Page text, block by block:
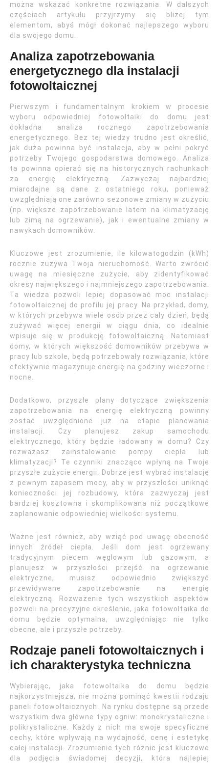
można wskazać konkretne rozwiązania. W dalszych
częściach artykułu przyjrzymy się bliżej tym
elementom, abyś mógł dokonać najlepszego wyboru
dla swojego domu.
Analiza zapotrzebowania
energetycznego dla instalacji
fotowoltaicznej
Pierwszym i fundamentalnym krokiem w procesie
wyboru odpowiedniej fotowoltaiki do domu jest
dokładna analiza rocznego zapotrzebowania
energetycznego. Bez tej wiedzy trudno jest określić,
jak duża powinna być instalacja, aby w pełni pokryć
potrzeby Twojego gospodarstwa domowego. Analiza
ta powinna opierać się na historycznych rachunkach
za energię elektryczną. Zazwyczaj najbardziej
miarodajne są dane z ostatniego roku, ponieważ
uwzględniają one zarówno sezonowe zmiany w zużyciu
(np. większe zapotrzebowanie latem na klimatyzację
lub zimą na ogrzewanie), jak i ewentualne zmiany w
nawykach domowników.
Kluczowe jest zrozumienie, ile kilowatogodzin (kWh)
rocznie zużywa Twoja nieruchomość. Warto zwrócić
uwagę na miesięczne zużycie, aby zidentyfikować
okresy największego i najmniejszego zapotrzebowania.
Ta wiedza pozwoli lepiej dopasować moc instalacji
fotowoltaicznej do profilu jej pracy. Na przykład, domy,
w których przebywa wiele osób przez cały dzień, będą
zużywać więcej energii w ciągu dnia, co idealnie
wpisuje się w produkcję fotowoltaiczną. Natomiast
domy, w których większość domowników przebywa w
pracy lub szkole, będą potrzebowały rozwiązania, które
efektywnie magazynuje energię na godziny wieczorne i
nocne.
Dodatkowo, przyszłe plany dotyczące zwiększenia
zapotrzebowania na energię elektryczną powinny
zostać uwzględnione już na etapie planowania
instalacji. Czy planujesz zakup samochodu
elektrycznego, który będzie ładowany w domu? Czy
rozważasz zainstalowanie pompy ciepła lub
klimatyzacji? Te czynniki znacząco wpłyną na Twoje
przyszłe zużycie energii. Dobrze jest wybrać instalację
z pewnym zapasem mocy, aby w przyszłości uniknąć
konieczności jej rozbudowy, która zazwyczaj jest
bardziej kosztowna i skomplikowana niż początkowe
zaplanowanie odpowiedniej wielkości systemu.
Ważne jest również, aby wziąć pod uwagę obecność
innych źródeł ciepła. Jeśli dom jest ogrzewany
tradycyjnym piecem węglowym lub gazowym, a
planujesz w przyszłości przejść na ogrzewanie
elektryczne, musisz odpowiednio zwiększyć
przewidywane zapotrzebowanie na energię
elektryczną. Rozważenie tych wszystkich aspektów
pozwoli na precyzyjne określenie, jaka fotowoltaika do
domu będzie optymalna, uwzględniając nie tylko
obecne, ale i przyszłe potrzeby.
Rodzaje paneli fotowoltaicznych i
ich charakterystyka techniczna
Wybierając, jaka fotowoltaika do domu będzie
najkorzystniejsza, nie można pominąć kwestii rodzaju
paneli fotowoltaicznych. Na rynku dostępne są przede
wszystkim dwa główne typy ogniw: monokrystaliczne i
polikrystaliczne. Każdy z nich ma swoje specyficzne
cechy, które wpływają na wydajność, cenę i estetykę
całej instalacji. Zrozumienie tych różnic jest kluczowe
dla podjęcia świadomej decyzji, która najlepiej